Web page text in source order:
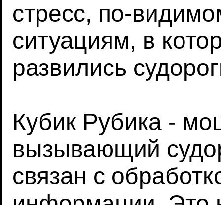
стресс, по-
ситуациям, в
развились
Кубик Рубика -
вызывающий
связан с